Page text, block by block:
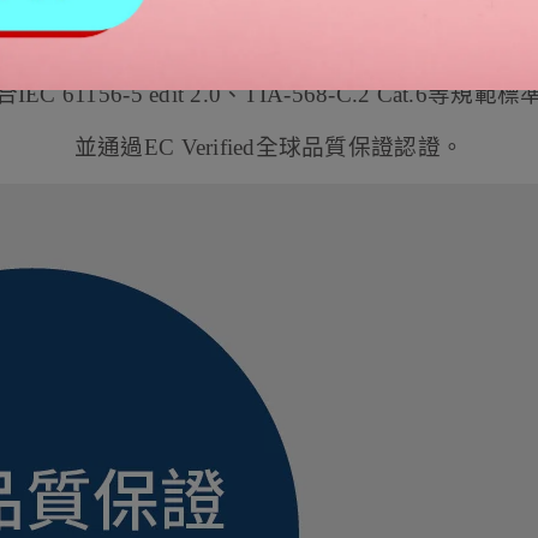
通過 EC 品質認證
IEC 61156-5 edit 2.0、TIA-568-C.2 Cat.6等規範標
並通過EC Verified全球品質保證認證。